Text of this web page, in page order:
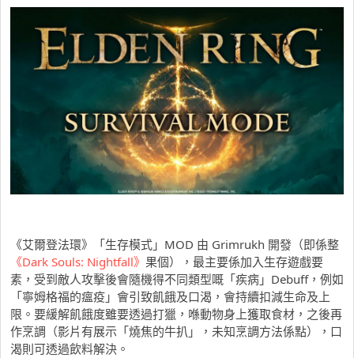
《艾爾登法環》「生存模式」MOD 由 Grimrukh 開發（即係整
《Dark Souls: Nightfall》 果個），最主要係加入生存遊戲要
素，受到敵人攻擊後會隨機得不同類型嘅「疾病」Debuff，例如
「寧姆格福的瘟疫」會引致飢餓及口渴，會持續扣減生命及上
限。要緩解飢餓度雖要透過打獵，喺動物身上獲取食材，之後再
作烹調（影片有展示「燒焦的牛扒」，未知烹調方法係點），口
渴則可透過飲料解決。